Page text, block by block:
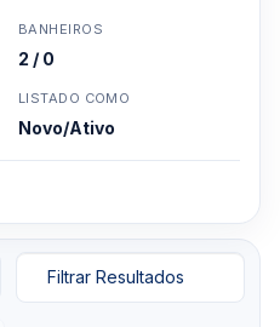
BANHEIROS
2 / 0
LISTADO COMO
Novo/Ativo
Filtrar Resultados